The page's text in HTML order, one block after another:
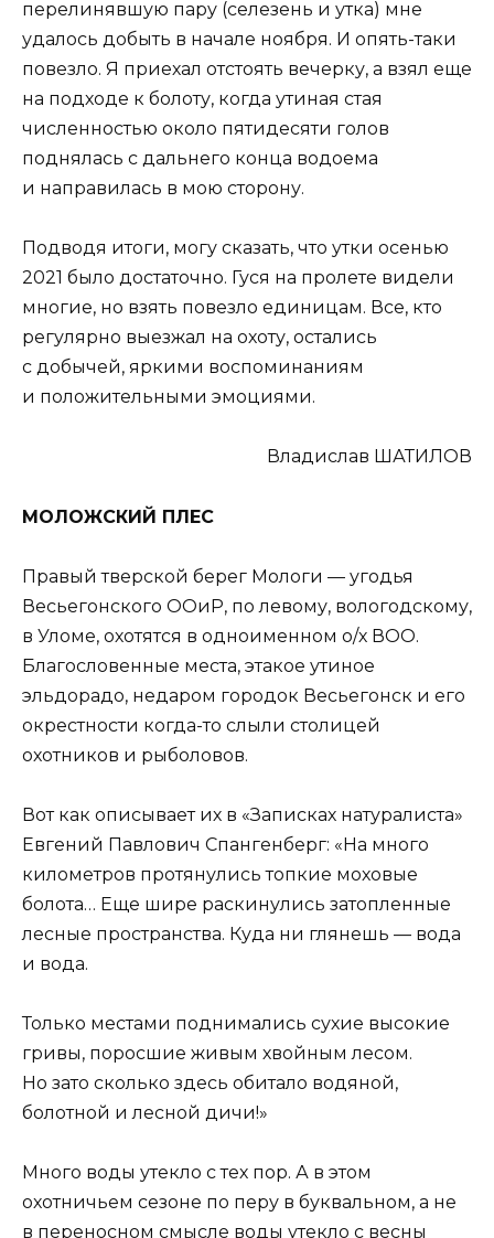
перелинявшую пару (селезень и утка) мне
удалось добыть в начале ноября. И опять-таки
повезло. Я приехал отстоять вечерку, а взял еще
на подходе к болоту, когда утиная стая
численностью около пятидесяти голов
поднялась с дальнего конца водоема
и направилась в мою сторону.
Подводя итоги, могу сказать, что утки осенью
2021 было достаточно. Гуся на пролете видели
многие, но взять повезло единицам. Все, кто
регулярно выезжал на охоту, остались
с добычей, яркими воспоминаниям
и положительными эмоциями.
Владислав ШАТИЛОВ
МОЛОЖСКИЙ ПЛЕС
Правый тверской берег Мологи — угодья
Весьегонского ООиР, по левому, вологодскому,
в Уломе, охотятся в одноименном о/х ВОО.
Благословенные места, этакое утиное
эльдорадо, недаром городок Весьегонск и его
окрестности когда-то слыли столицей
охотников и рыболовов.
Вот как описывает их в «Записках натуралиста»
Евгений Павлович Спангенберг: «На много
километров протянулись топкие моховые
болота… Еще шире раскинулись затопленные
лесные пространства. Куда ни глянешь — вода
и вода.
Только местами поднимались сухие высокие
гривы, поросшие живым хвойным лесом.
Но зато сколько здесь обитало водяной,
болотной и лесной дичи!»
Много воды утекло с тех пор. А в этом
охотничьем сезоне по перу в буквальном, а не
в переносном смысле воды утекло с весны